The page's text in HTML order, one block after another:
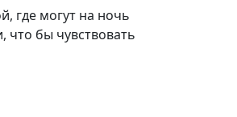
где могут на ночь
что бы чувствовать